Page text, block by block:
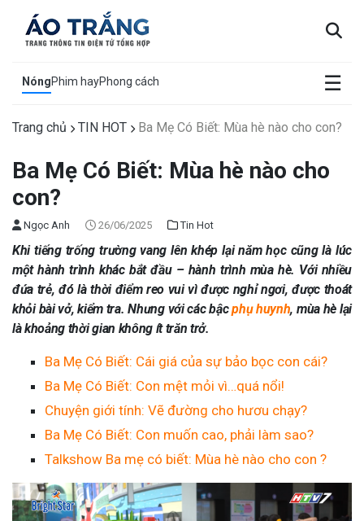
NóngPhim hayPhong cách ☰
×
Trang chủ TIN HOT Ba Mẹ Có Biết: Mùa hè nào cho con?
Ba Mẹ Có Biết: Mùa hè nào cho
con?
Ngọc Anh 26/06/2025 Tin Hot
Khi tiếng trống trường vang lên khép lại năm học cũng là lúc
một hành trình khác bắt đầu – hành trình mùa hè. Với nhiều
đứa trẻ, đó là thời điểm reo vui vì được nghỉ ngơi, được thoát
khỏi bài vở, kiểm tra. Nhưng với các bậcphụ huynh, mùa hè lại
là khoảng thời gian không ít trăn trở.
Ba Mẹ Có Biết: Cái giá của sự bảo bọc con cái?
Ba Mẹ Có Biết: Con mệt mỏi vì…quá nổi!
Chuyện giới tính: Vẽ đường cho hươu chạy?
Ba Mẹ Có Biết: Con muốn cao, phải làm sao?
Talkshow Ba mẹ có biết: Mùa hè nào cho con ?